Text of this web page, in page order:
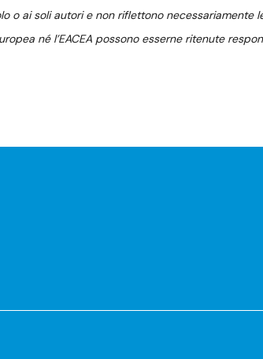
o ai soli autori e non riflettono necessariamente
né l’EACEA possono esserne ritenute